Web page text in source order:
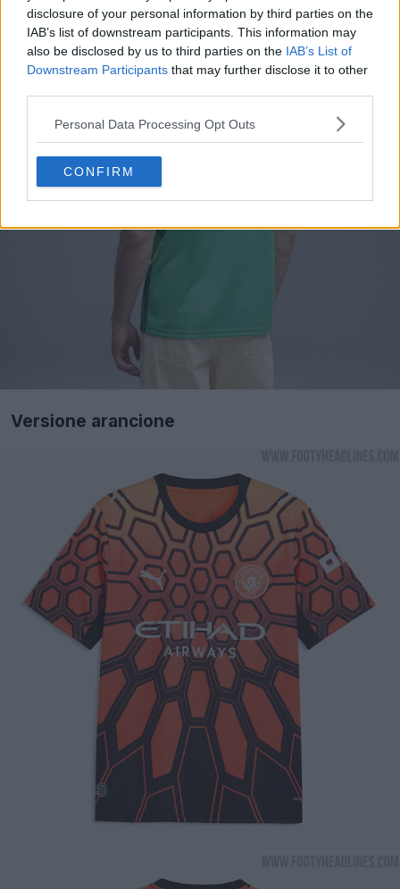
disclosure of your personal information by third parties on the
IAB’s list of downstream participants. This information may
also be disclosed by us to third parties on the IAB’s List of
Downstream Participants that may further disclose it to other
Personal Data Processing Opt Outs
CONFIRM
Versione arancione